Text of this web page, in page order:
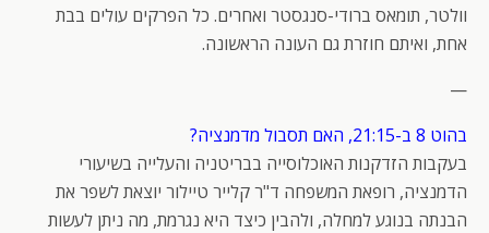
וולטר, תומאס ברודי-סנגסטר ואחרים. כל הפרקים עולים בבת
אחת, ואיתם חוזרת גם העונה הראשונה.
—
בהוט 8 ב-21:15, האם תסבול מדמנציה?
בעקבות הזדקנות האוכלוסייה בבריטניה והעלייה בשיעורי
הדמנציה, רופאת המשפחה ד"ר קלייר טיילור יוצאת לשפר את
הבנתה בנוגע למחלה, ולהבין כיצד היא נגרמת, מה ניתן לעשות